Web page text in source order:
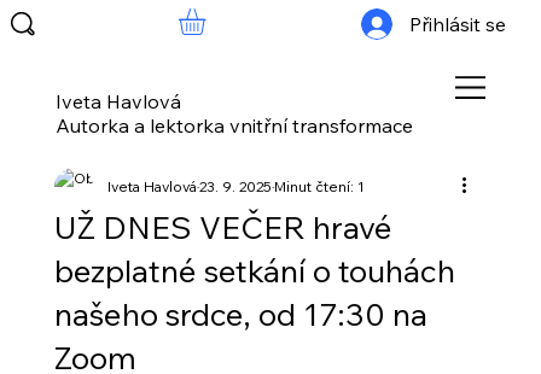
Iveta Havlová
Autorka a lektorka vnitřní transformace
Přihlásit se
UŽ DNES VEČER hravé
bezplatné setkání o touhách
našeho srdce, od 17:30 na
Zoom
Iveta Havlová23. 9. 2025Minut čtení: 1